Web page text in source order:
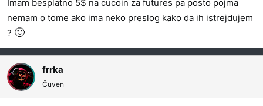
a
:
Imam besplatno 5$ na cucoin za futures pa posto pojma
nemam o tome ako ima neko preslog kako da ih istrejdujem
? 🙂
frrka
Čuven